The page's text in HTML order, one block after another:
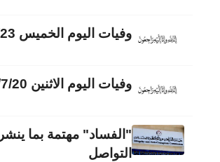
وفيات اليوم الخميس 2026/7/23
وفيات اليوم الاثنين 2026/7/20
"الفساد" مهتمة بما
التواصل